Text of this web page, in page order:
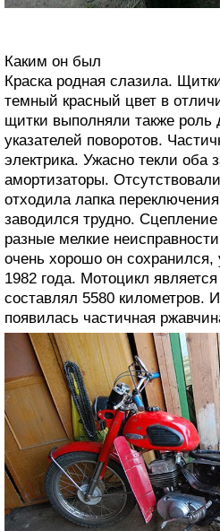
Каким он был
Краска родная слазила.
темный красный цвет в
щитки выполняли также роль
указателей поворотов.
электрика. Ужасно текли оба
амортизаторы.
отходила лапка
заводился трудно.
разные мелкие
очень хорошо он сохранился,
1982 года. Мотоцикл
составлял 5580 километров.
появилась частичная